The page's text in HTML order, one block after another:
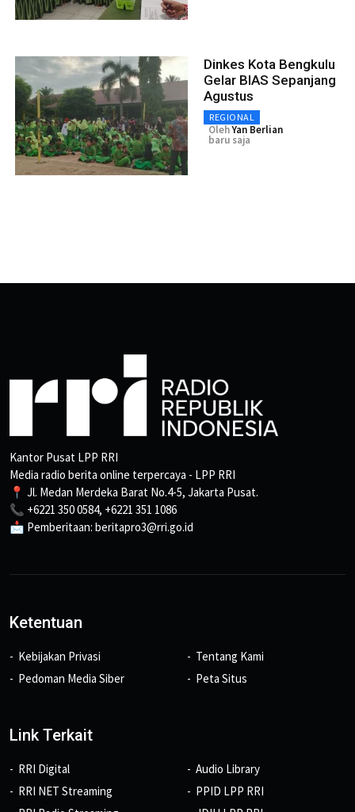
Dinkes Kota Bengkulu
Gelar BIAS Sepanjang
Agustus
REGIONAL
OlehYan Berlian
baru saja
Kantor Pusat LPP RRI
Media radio berita online terpercaya - LPP RRI
📍 Jl. Medan Merdeka Barat No.4-5, Jakarta Pusat.
📞 +6221 350 0584, +6221 351 1086
📩 Pemberitaan: beritapro3@rri.go.id
Ketentuan
Kebijakan Privasi
Pedoman Media Siber
Tentang Kami
Peta Situs
Link Terkait
RRI Digital
RRI NET Streaming
Audio Library
PPID LPP RRI